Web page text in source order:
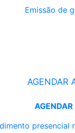
Emissão de
AGENDAR
presencial